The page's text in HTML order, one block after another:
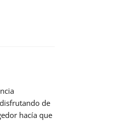
de
hacía que